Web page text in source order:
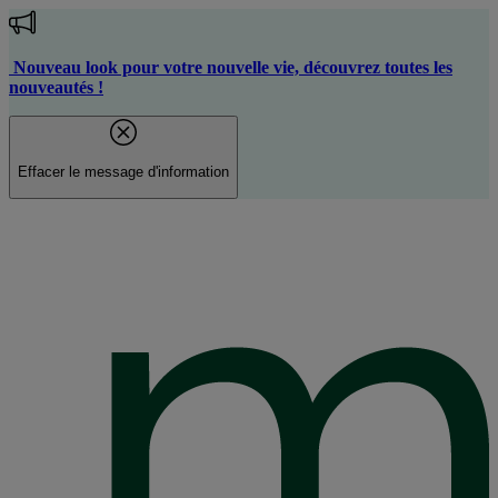
Aller
au
contenu
principal
Nouveau look pour votre nouvelle vie, découvrez toutes les
nouveautés !
Effacer le message d'information